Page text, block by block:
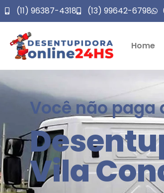
(11) 96387-4318 (13) 99642-6798
Home
Você não paga
Vila